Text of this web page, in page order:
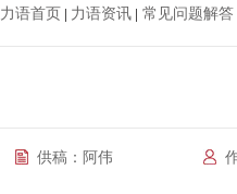
力语首页 | 力语资讯 | 常见问题解答
供稿：阿伟